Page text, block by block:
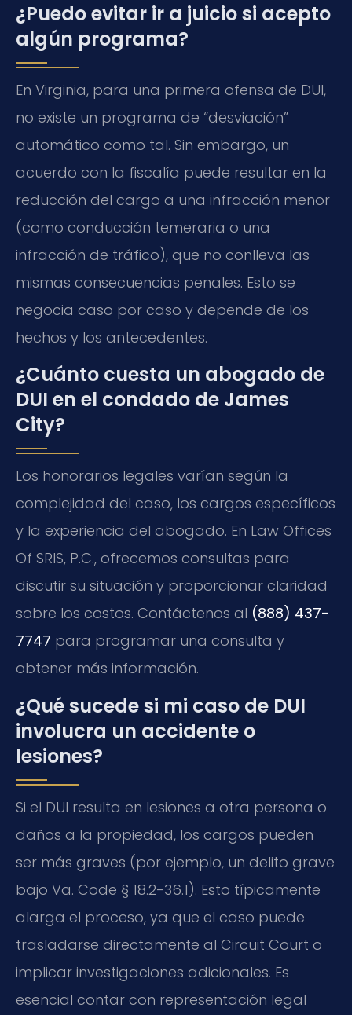
¿Puedo evitar ir a juicio si acepto
algún programa?
En Virginia, para una primera ofensa de DUI,
no existe un programa de “desviación”
automático como tal. Sin embargo, un
acuerdo con la fiscalía puede resultar en la
reducción del cargo a una infracción menor
(como conducción temeraria o una
infracción de tráfico), que no conlleva las
mismas consecuencias penales. Esto se
negocia caso por caso y depende de los
hechos y los antecedentes.
¿Cuánto cuesta un abogado de
DUI en el condado de James
City?
Los honorarios legales varían según la
complejidad del caso, los cargos específicos
y la experiencia del abogado. En Law Offices
Of SRIS, P.C., ofrecemos consultas para
discutir su situación y proporcionar claridad
sobre los costos. Contáctenos al (888) 437-
7747 para programar una consulta y
obtener más información.
¿Qué sucede si mi caso de DUI
involucra un accidente o
lesiones?
Si el DUI resulta en lesiones a otra persona o
daños a la propiedad, los cargos pueden
ser más graves (por ejemplo, un delito grave
bajo Va. Code § 18.2-36.1). Esto típicamente
alarga el proceso, ya que el caso puede
trasladarse directamente al Circuit Court o
implicar investigaciones adicionales. Es
esencial contar con representación legal